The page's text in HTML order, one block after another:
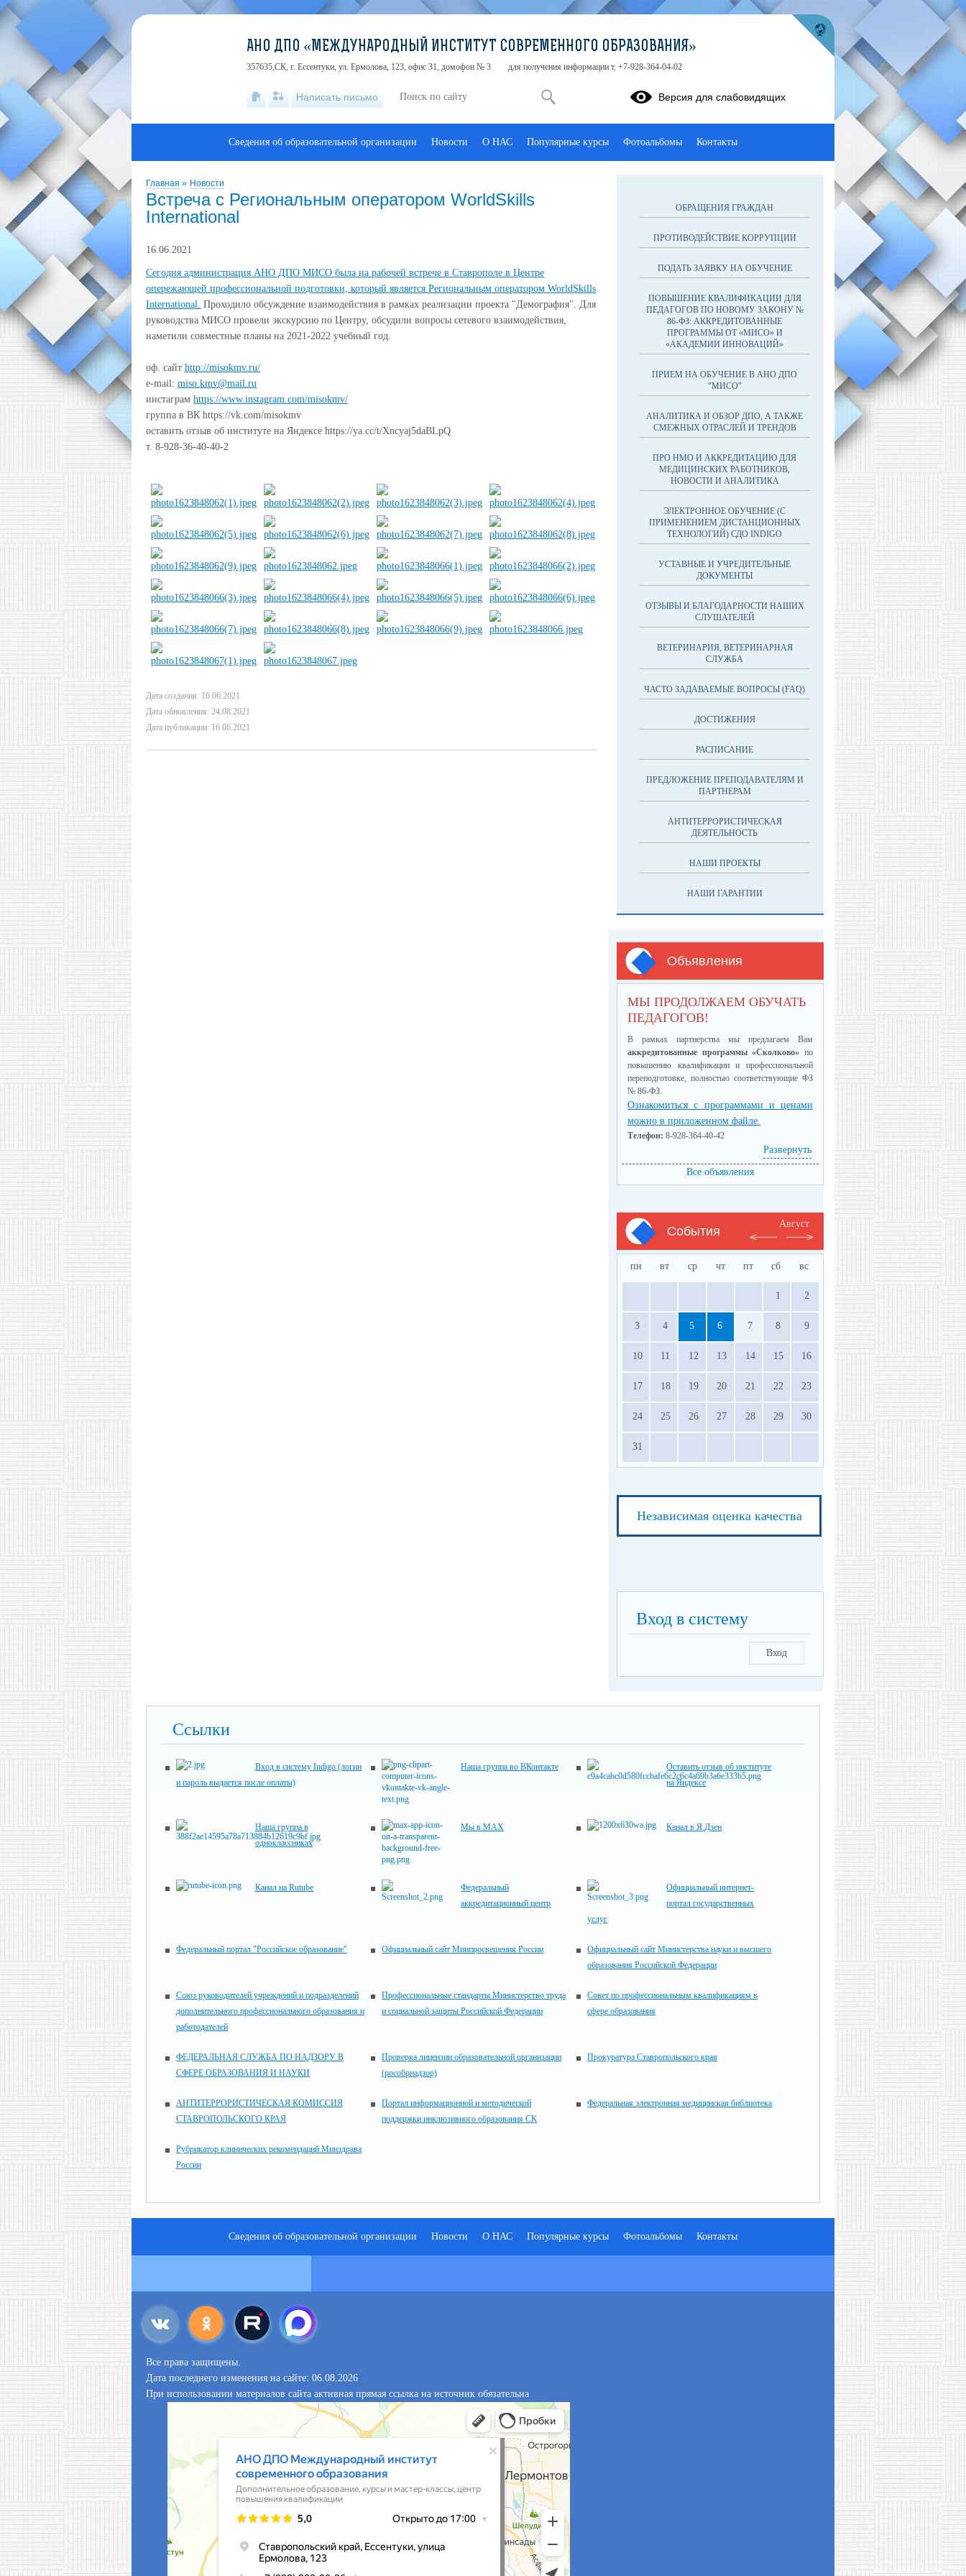
Главная » Новости
Встреча с Региональным оператором WorldSkills
International
16.06.2021
Сегодня администрация АНО ДПО МИСО была на рабочей встрече в Ставрополе в Центре
опережающей профессиональной подготовки, который является Региональным оператором WorldSkills
International. Проходило обсуждение взаимодействия в рамках реализации проекта "Демография". Для
руководства МИСО провели экскурсию по Центру, обсудили вопросы сетевого взаимодействия,
наметили совместные планы на 2021-2022 учебный год.
оф. сайт http://misokmv.ru/
e-mail: miso.kmv@mail.ru
инстаграм https://www.instagram.com/misokmv/
группа в ВК https://vk.com/misokmv
оставить отзыв об институте на Яндексе https://ya.cc/t/Xncyaj5daBLpQ
т. 8-928-36-40-40-2
Дата создания: 16.06.2021
Дата обновления: 24.08.2021
Дата публикации: 16.06.2021
ОБРАЩЕНИЯ ГРАЖДАН
ПРОТИВОДЕЙСТВИЕ КОРРУПЦИИ
ПОДАТЬ ЗАЯВКУ НА ОБУЧЕНИЕ
ПОВЫШЕНИЕ КВАЛИФИКАЦИИ ДЛЯ
ПЕДАГОГОВ ПО НОВОМУ ЗАКОНУ №
86-ФЗ: АККРЕДИТОВАННЫЕ
ПРОГРАММЫ ОТ «МИСО» И
«АКАДЕМИИ ИННОВАЦИЙ»
ПРИЕМ НА ОБУЧЕНИЕ В АНО ДПО
"МИСО"
АНАЛИТИКА И ОБЗОР ДПО, А ТАКЖЕ
СМЕЖНЫХ ОТРАСЛЕЙ И ТРЕНДОВ
ПРО НМО И АККРЕДИТАЦИЮ ДЛЯ
МЕДИЦИНСКИХ РАБОТНИКОВ,
НОВОСТИ И АНАЛИТИКА
ЭЛЕКТРОННОЕ ОБУЧЕНИЕ (С
ПРИМЕНЕНИЕМ ДИСТАНЦИОННЫХ
ТЕХНОЛОГИЙ) СДО INDIGO
УСТАВНЫЕ И УЧРЕДИТЕЛЬНЫЕ
ДОКУМЕНТЫ
ОТЗЫВЫ И БЛАГОДАРНОСТИ НАШИХ
СЛУШАТЕЛЕЙ
ВЕТЕРИНАРИЯ, ВЕТЕРИНАРНАЯ
СЛУЖБА
ЧАСТО ЗАДАВАЕМЫЕ ВОПРОСЫ (FAQ)
ДОСТИЖЕНИЯ
РАСПИСАНИЕ
ПРЕДЛОЖЕНИЕ ПРЕПОДАВАТЕЛЯМ И
ПАРТНЕРАМ
АНТИТЕРРОРИСТИЧЕСКАЯ
ДЕЯТЕЛЬНОСТЬ
НАШИ ПРОЕКТЫ
НАШИ ГАРАНТИИ
Объявления
МЫ ПРОДОЛЖАЕМ ОБУЧАТЬ
ПЕДАГОГОВ!
В рамках партнерства мы предлагаем Вам
аккредитованные программы «Сколково» по
повышению квалификации и профессиональной
переподготовке, полностью соответствующие ФЗ
№ 86-ФЗ.
Ознакомиться с программами и ценами
можно в приложенном файле.
Телефон: 8-928-364-40-42
Развернуть
Все объявления
События
Август
пн вт ср чт пт сб вс
1 2
3 4 5 6 7 8 9
10 11 12 13 14 15 16
17 18 19 20 21 22 23
24 25 26 27 28 29 30
31
Независимая оценка качества
Вход в систему
Вход
Ссылки
Вход в систему Indigo (логин
и пароль выдается после оплаты)
Наша группа во ВКонтакте
Оставить отзыв об институте
на Яндексе
Наша группа в
одноклассниках
Мы в MAX Канал в Я.Дзен
Канал на Rutube
Федеральный
аккредитационный центр
Официальный интернет-
портал государственных
услуг
Федеральный портал "Российское образование" Официальный сайт Минпросвещения России
Официальный сайт Министерства науки и высшего
образования Российской Федерации
Союз руководителей учреждений и подразделений
дополнительного профессионального образования и
работодателей
Профессиональные стандарты Министерство труда
и социальной защиты Российской Федерации
Совет по профессиональным квалификациям в
сфере образования
ФЕДЕРАЛЬНАЯ СЛУЖБА ПО НАДЗОРУ В
СФЕРЕ ОБРАЗОВАНИЯ И НАУКИ
Проверка лицензии образовательной организации
(рособрнадзор)
Прокуратура Ставропольского края
АНТИТЕРРОРИСТИЧЕСКАЯ КОМИССИЯ
СТАВРОПОЛЬСКОГО КРАЯ
Портал информационной и методической
поддержки инклюзивного образования СК
Федеральная электронная медицинская библиотека
Рубрикатор клинических рекомендаций Минздрава
России
АНО ДПО «МЕЖДУНАРОДНЫЙ ИНСТИТУТ СОВРЕМЕННОГО ОБРАЗОВАНИЯ»
357635,СК, г. Ессентуки, ул. Ермолова, 123, офис 31, домофон № 3 для получения информации т. +7-928-364-04-02
Написать письмо Версия для слабовидящих
Сведения об образовательной организации Новости О НАС Популярные курсы Фотоальбомы Контакты
Сведения об образовательной организации Новости О НАС Популярные курсы Фотоальбомы Контакты
Все права защищены.
Дата последнего изменения на сайте: 06.08.2026
При использовании материалов сайта активная прямая ссылка на источник обязательна